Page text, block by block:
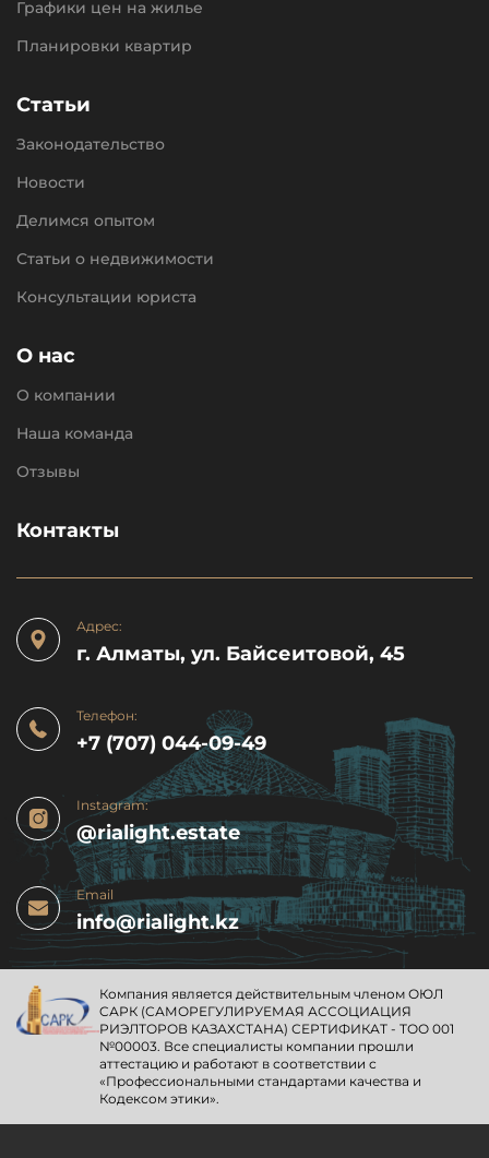
Графики цен на жилье
Планировки квартир
Статьи
Законодательство
Новости
Делимся опытом
Статьи о недвижимости
Консультации юриста
О нас
О компании
Наша команда
Отзывы
Контакты
Адрес:
г. Алматы, ул. Байсеитовой, 45
Телефон:
+7 (707) 044-09-49
Instagram:
@rialight.estate
Email
info@rialight.kz
Компания является действительным членом ОЮЛ
CАРК (САМОРЕГУЛИРУЕМАЯ АССОЦИАЦИЯ
РИЭЛТОРОВ КАЗАХСТАНА) СЕРТИФИКАТ - ТОО 001
№00003. Все специалисты компании прошли
аттестацию и работают в соответствии с
«Профессиональными стандартами качества и
Кодексом этики».